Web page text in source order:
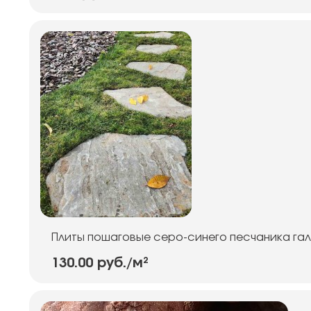
Плиты пошаговые серо-синего песчаника
130.00 руб./м²